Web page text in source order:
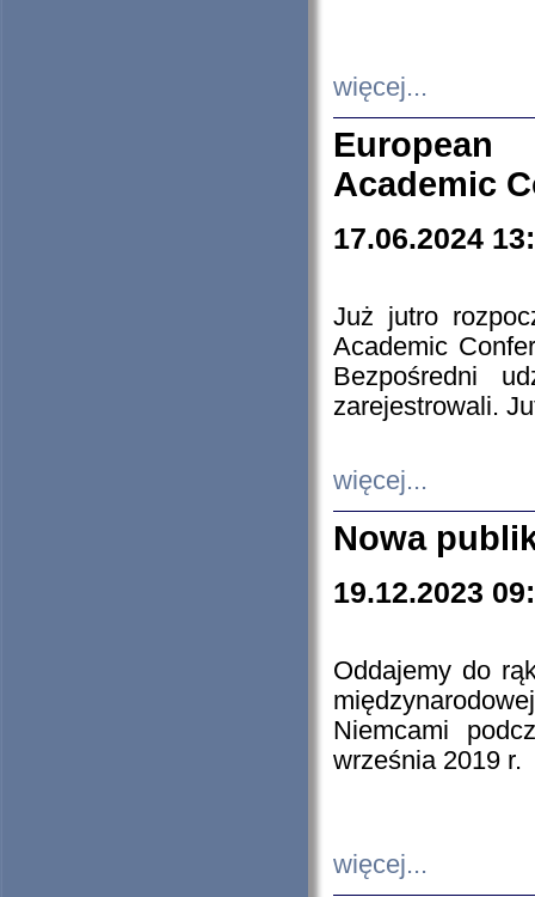
więcej...
European
Academic
17.06.2024
Już jutro
Academic
Bezpośredni
zarejestrowali.
więcej...
Nowa
19.12.2023
Oddajemy do
Niemcami
września 2019 r.
więcej...